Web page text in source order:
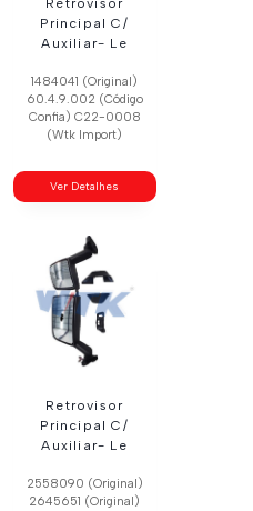
Retrovisor
Principal C/
Auxiliar- Le
1484041 (Original)
60.4.9.002 (Código
Confia) C22-0008
(Wtk Import)
Ver Detalhes
Retrovisor
Principal C/
Auxiliar- Le
2558090 (Original)
2645651 (Original)